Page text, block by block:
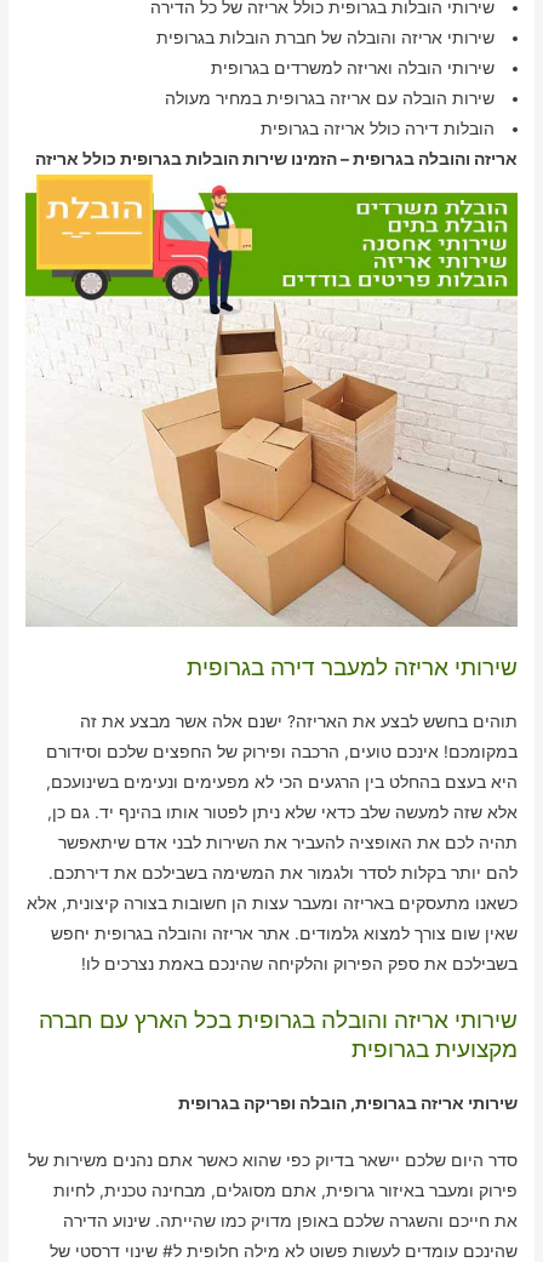
שירותי הובלות בגרופית כולל אריזה של כל הדירה
שירותי אריזה והובלה של חברת הובלות בגרופית
שירותי הובלה ואריזה למשרדים בגרופית
שירות הובלה עם אריזה בגרופית במחיר מעולה
הובלות דירה כולל אריזה בגרופית
אריזה והובלה בגרופית – הזמינו שירות הובלות בגרופית כולל אריזה
שירותי אריזה למעבר דירה בגרופית
תוהים בחשש לבצע את האריזה? ישנם אלה אשר מבצע את זה
במקומכם! אינכם טועים, הרכבה ופירוק של החפצים שלכם וסידורם
היא בעצם בהחלט בין הרגעים הכי לא מפעימים ונעימים בשינועכם,
אלא שזה למעשה שלב כדאי שלא ניתן לפטור אותו בהינף יד. גם כן,
תהיה לכם את האופציה להעביר את השירות לבני אדם שיתאפשר
להם יותר בקלות לסדר ולגמור את המשימה בשבילכם את דירתכם.
כשאנו מתעסקים באריזה ומעבר עצות הן חשובות בצורה קיצונית, אלא
שאין שום צורך למצוא גלמודים. אתר אריזה והובלה בגרופית יחפש
בשבילכם את ספק הפירוק והלקיחה שהינכם באמת נצרכים לו!
שירותי אריזה והובלה בגרופית בכל הארץ עם חברה
מקצועית בגרופית
שירותי אריזה בגרופית, הובלה ופריקה בגרופית
סדר היום שלכם יישאר בדיוק כפי שהוא כאשר אתם נהנים משירות של
פירוק ומעבר באיזור גרופית, אתם מסוגלים, מבחינה טכנית, לחיות
את חייכם והשגרה שלכם באופן מדויק כמו שהייתה. שינוע הדירה
שהינכם עומדים לעשות פשוט לא מילה חלופית ל# שינוי דרסטי של